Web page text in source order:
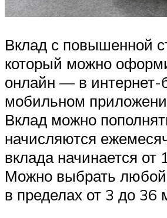
Вклад с повышенной
который можно
онлайн — в интернет-
мобильном
Вклад можно
начисляются
вклада начинается от
Можно выбрать любой
в пределах от 3 до 36